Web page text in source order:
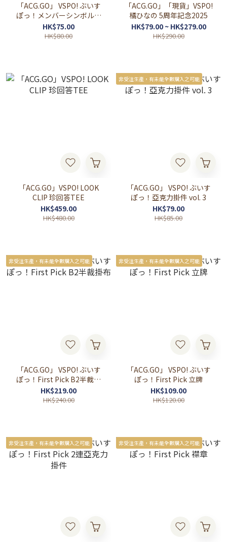
「ACG.GO」 VSPO! ぶいす
ぽっ！メンバーシンボルラ
バーキーホルダー Member
Symbol 橡膠掛件
HK$75.00
HK$80.00
「ACG.GO」「現貨」VSPO!
橘ひなの 5周年記念2025
HK$79.00 ~ HK$279.00
HK$290.00
「ACG.GO」VSPO! LOOK
CLIP 珍回答TEE
HK$459.00
HK$480.00
非受注生產，有未能全數購入之可能
「ACG.GO」 VSPO! ぶいす
ぽっ！亞克力掛件 vol. 3
HK$79.00
HK$85.00
非受注生產，有未能全數購入之可能
「ACG.GO」 VSPO! ぶいす
ぽっ！First Pick B2半裁掛
布
HK$219.00
HK$240.00
非受注生產，有未能全數購入之可能
「ACG.GO」 VSPO! ぶいす
ぽっ！First Pick 立牌
HK$109.00
HK$120.00
非受注生產，有未能全數購入之可能 非受注生產，有未能全數購入之可能